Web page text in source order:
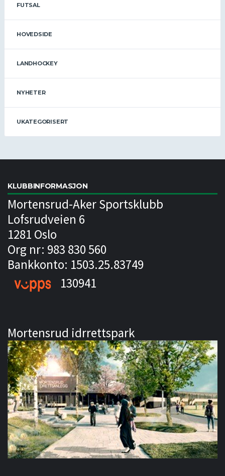
FUTSAL
HOVEDSIDE
LANDHOCKEY
NYHETER
UKATEGORISERT
KLUBBINFORMASJON
Mortensrud-Aker Sportsklubb
Lofsrudveien 6
1281 Oslo
Org nr: 983 830 560
Bankkonto: 1503.25.83749
130941
Mortensrud idrrettspark